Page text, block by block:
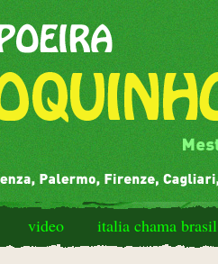
video italia chama brasil